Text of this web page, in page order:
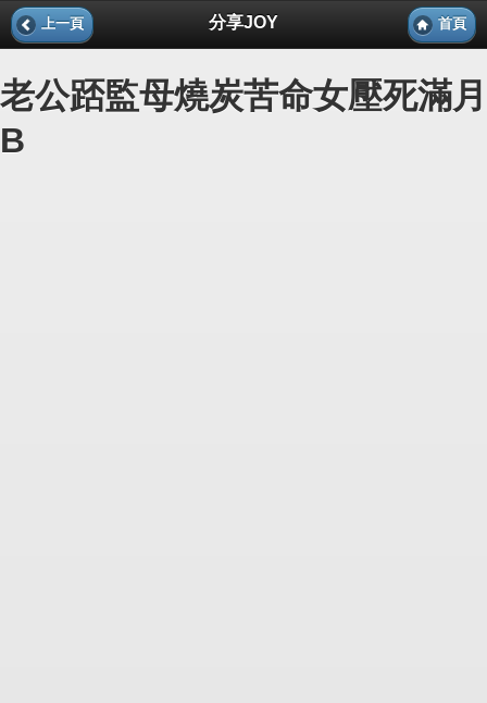
上一頁 分享JOY 首頁
老公踎監母燒炭苦命女壓死滿月
B